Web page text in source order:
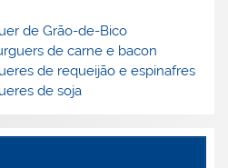
de Grão-de-Bico
de carne e bacon
de requeijão e espinafres
de soja